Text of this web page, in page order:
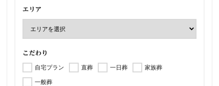
エリア
こだわり
自宅プラン 直葬 一日葬
家族葬
一般葬